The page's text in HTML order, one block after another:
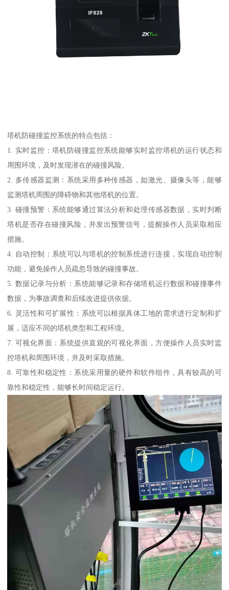
塔机防碰撞监控系统的特点包括：
1. 实时监控：塔机防碰撞监控系统能够实时监控塔机的运行状态和
周围环境，及时发现潜在的碰撞风险。
2. 多传感器监测：系统采用多种传感器，如激光、摄像头等，能够
监测塔机周围的障碍物和其他塔机的位置。
3. 碰撞预警：系统能够通过算法分析和处理传感器数据，实时判断
塔机是否存在碰撞风险，并发出预警信号，提醒操作人员采取相应
措施。
4. 自动控制：系统可以与塔机的控制系统进行连接，实现自动控制
功能，避免操作人员疏忽导致的碰撞事故。
5. 数据记录与分析：系统能够记录和存储塔机运行数据和碰撞事件
数据，为事故调查和后续改进提供依据。
6. 灵活性和可扩展性：系统可以根据具体工地的需求进行定制和扩
展，适应不同的塔机类型和工程环境。
7. 可视化界面：系统提供直观的可视化界面，方便操作人员实时监
控塔机和周围环境，并及时采取措施。
8. 可靠性和稳定性：系统采用量的硬件和软件组件，具有较高的可
靠性和稳定性，能够长时间稳定运行。